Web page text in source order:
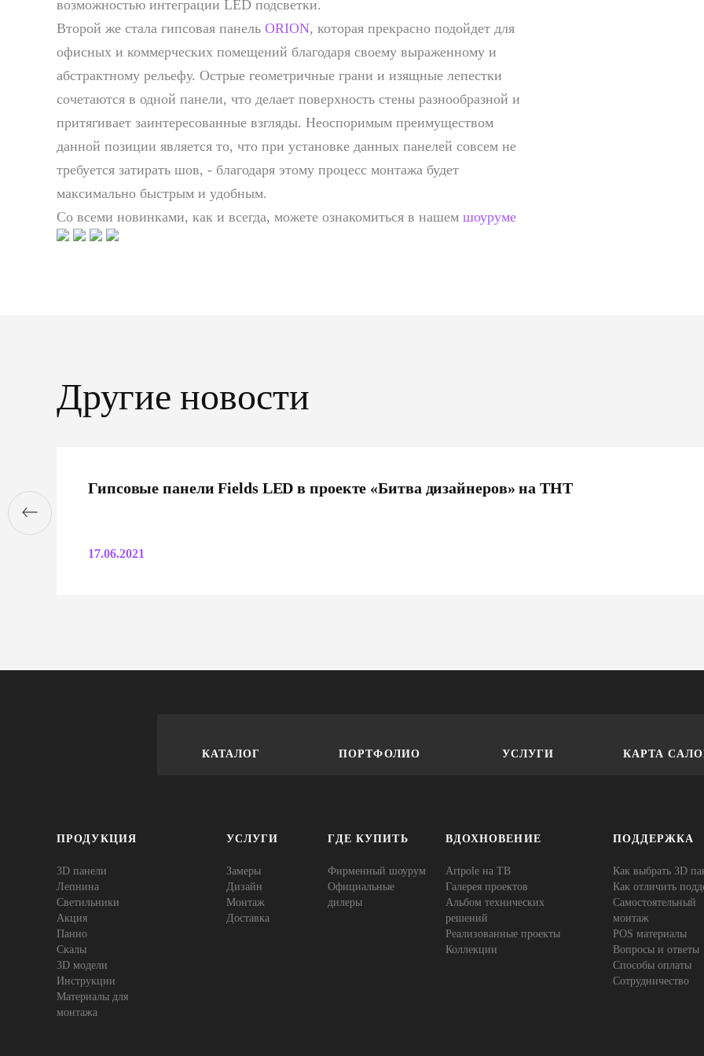
возможностью интеграции LED подсветки.
Второй же стала гипсовая панель ORION, которая прекрасно подойдет для
офисных и коммерческих помещений благодаря своему выраженному и
абстрактному рельефу. Острые геометричные грани и изящные лепестки
сочетаются в одной панели, что делает поверхность стены разнообразной и
притягивает заинтересованные взгляды. Неоспоримым преимуществом
данной позиции является то, что при установке данных панелей совсем не
требуется затирать шов, - благодаря этому процесс монтажа будет
максимально быстрым и удобным.
Со всеми новинками, как и всегда, можете ознакомиться в нашем шоуруме
Другие новости
Гипсовые панели Fields LED в проекте «Битва дизайнеров» на ТНТ
17.06.2021
КАТАЛОГ ПОРТФОЛИО УСЛУГИ КАРТА
ПРОДУКЦИЯ
3D панели
Лепнина
Cветильники
Акция
Панно
Скалы
3D модели
Инструкции
Материалы для
монтажа
УСЛУГИ
Замеры
Дизайн
Монтаж
Доставка
ГДЕ КУПИТЬ
Фирменный шоурум
Официальные
дилеры
ВДОХНОВЕНИЕ
Artpole на ТВ
Галерея проектов
Альбом технических
решений
Реализованные проекты
Коллекции
ПОДДЕРЖКА
Как выбрать 3D
Как отличить
Самостоятельный
монтаж
POS материалы
Вопросы и ответы
Способы оплаты
Сотрудничество